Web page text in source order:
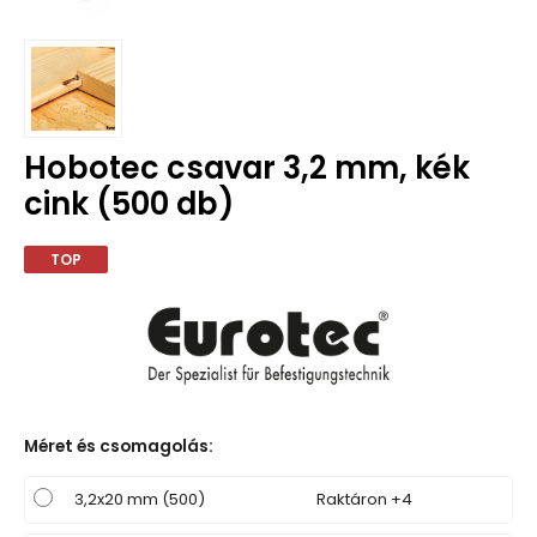
Hobotec csavar 3,2 mm, kék
cink (500 db)
TOP
Méret és csomagolás:
3,2x20 mm (500) Raktáron +4